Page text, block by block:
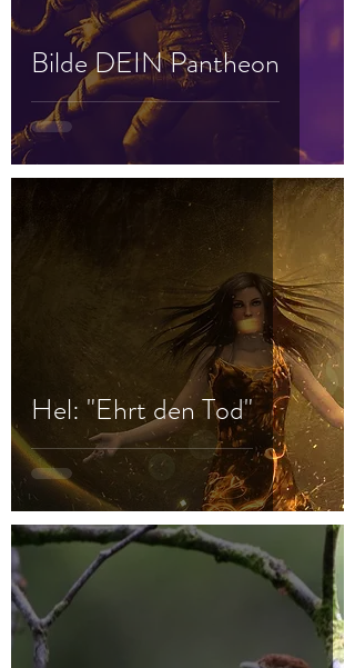
Bilde DEIN Pantheon
Hel: "Ehrt den Tod"